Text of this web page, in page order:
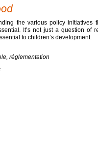
the various policy initiatives
It’s not just a question of
to children’s development.
réglementation